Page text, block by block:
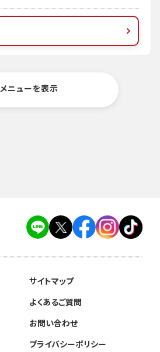
メニューを表示
サイトマップ
よくあるご質問
お問い合わせ
プライバシーポリシー